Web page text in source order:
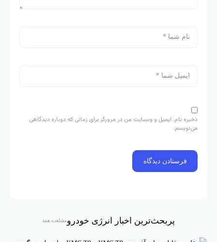
ذخیره نام، ایمیل و وبسایت من در مرورگر برای زمانی که دوباره دیدگاهی
می‌نویسم.
پربحث‌ترین اخبار انرژی خودرومشاهده همه